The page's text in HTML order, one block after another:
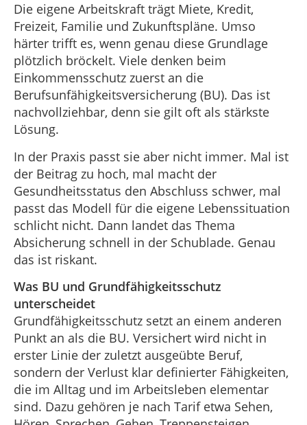
Die eigene Arbeitskraft trägt Miete, Kredit,
Freizeit, Familie und Zukunftspläne. Umso
härter trifft es, wenn genau diese Grundlage
plötzlich bröckelt. Viele denken beim
Einkommensschutz zuerst an die
Berufsunfähigkeitsversicherung (BU). Das ist
nachvollziehbar, denn sie gilt oft als stärkste
Lösung.
In der Praxis passt sie aber nicht immer. Mal ist
der Beitrag zu hoch, mal macht der
Gesundheitsstatus den Abschluss schwer, mal
passt das Modell für die eigene Lebenssituation
schlicht nicht. Dann landet das Thema
Absicherung schnell in der Schublade. Genau
das ist riskant.
Was BU und Grundfähigkeitsschutz
unterscheidet
Grundfähigkeitsschutz setzt an einem anderen
Punkt an als die BU. Versichert wird nicht in
erster Linie der zuletzt ausgeübte Beruf,
sondern der Verlust klar definierter Fähigkeiten,
die im Alltag und im Arbeitsleben elementar
sind. Dazu gehören je nach Tarif etwa Sehen,